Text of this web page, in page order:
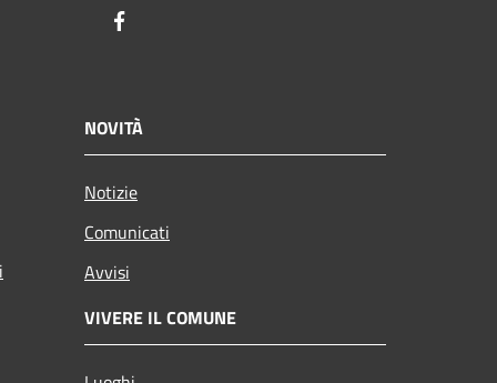
NOVITÀ
Notizie
Comunicati
Avvisi
VIVERE IL COMUNE